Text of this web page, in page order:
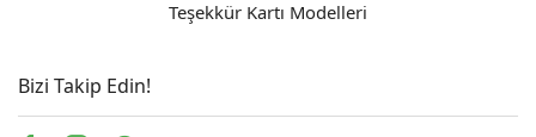
Teşekkür Kartı Modelleri
Bizi Takip Edin!